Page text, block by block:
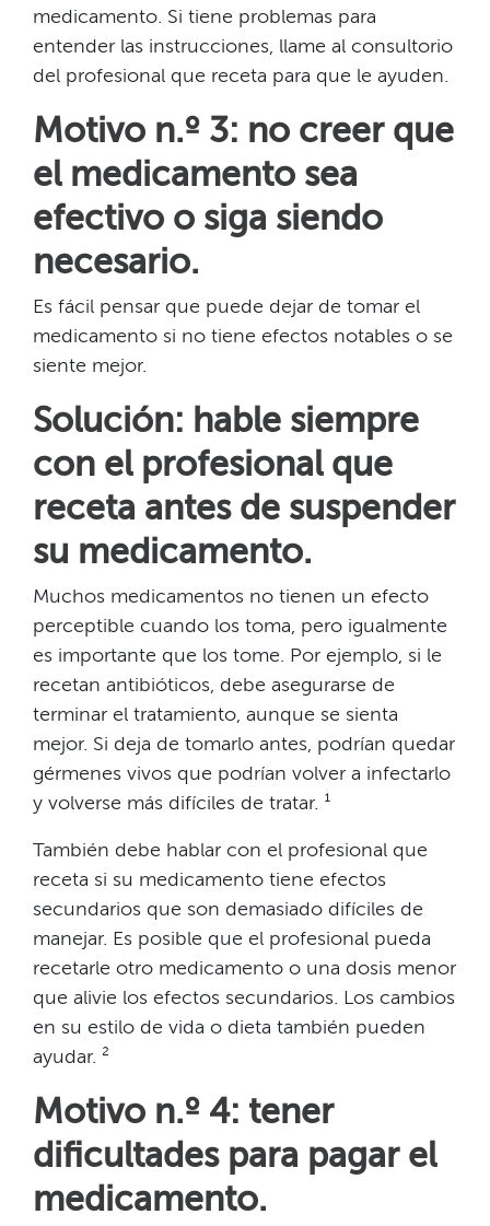
medicamento. Si tiene problemas para
entender las instrucciones, llame al consultorio
del profesional que receta para que le ayuden.​​
Motivo n.º 3: no creer que
el medicamento sea
efectivo o siga siendo
necesario.​​
Es fácil pensar que puede dejar de tomar el
medicamento si no tiene efectos notables o se
siente mejor.​​
Solución: hable siempre
con el profesional que
receta antes de suspender
su medicamento.​​
Muchos medicamentos no tienen un efecto
perceptible cuando los toma, pero igualmente
es importante que los tome. Por ejemplo, si le
recetan antibióticos, debe asegurarse de
terminar el tratamiento, aunque se sienta
mejor. Si deja de tomarlo antes, podrían quedar
gérmenes vivos que podrían volver a infectarlo
y volverse más difíciles de tratar. ¹​​
También debe hablar con el profesional que
receta si su medicamento tiene efectos
secundarios que son demasiado difíciles de
manejar. Es posible que el profesional pueda
recetarle otro medicamento o una dosis menor
que alivie los efectos secundarios. Los cambios
en su estilo de vida o dieta también pueden
ayudar. ²​​
Motivo n.º 4: tener
dificultades para pagar el
medicamento.​​